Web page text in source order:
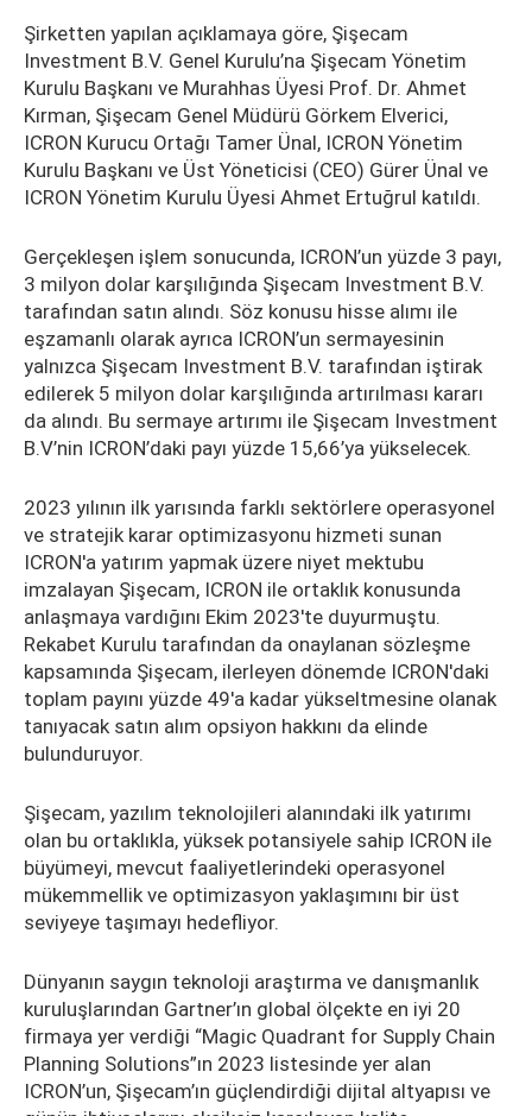
Şirketten yapılan açıklamaya göre, Şişecam
Investment B.V. Genel Kurulu’na Şişecam Yönetim
Kurulu Başkanı ve Murahhas Üyesi Prof. Dr. Ahmet
Kırman, Şişecam Genel Müdürü Görkem Elverici,
ICRON Kurucu Ortağı Tamer Ünal, ICRON Yönetim
Kurulu Başkanı ve Üst Yöneticisi (CEO) Gürer Ünal ve
ICRON Yönetim Kurulu Üyesi Ahmet Ertuğrul katıldı.
Gerçekleşen işlem sonucunda, ICRON’un yüzde 3 payı,
3 milyon dolar karşılığında Şişecam Investment B.V.
tarafından satın alındı. Söz konusu hisse alımı ile
eşzamanlı olarak ayrıca ICRON’un sermayesinin
yalnızca Şişecam Investment B.V. tarafından iştirak
edilerek 5 milyon dolar karşılığında artırılması kararı
da alındı. Bu sermaye artırımı ile Şişecam Investment
B.V’nin ICRON’daki payı yüzde 15,66’ya yükselecek.
2023 yılının ilk yarısında farklı sektörlere operasyonel
ve stratejik karar optimizasyonu hizmeti sunan
ICRON'a yatırım yapmak üzere niyet mektubu
imzalayan Şişecam, ICRON ile ortaklık konusunda
anlaşmaya vardığını Ekim 2023'te duyurmuştu.
Rekabet Kurulu tarafından da onaylanan sözleşme
kapsamında Şişecam, ilerleyen dönemde ICRON'daki
toplam payını yüzde 49'a kadar yükseltmesine olanak
tanıyacak satın alım opsiyon hakkını da elinde
bulunduruyor.
Şişecam, yazılım teknolojileri alanındaki ilk yatırımı
olan bu ortaklıkla, yüksek potansiyele sahip ICRON ile
büyümeyi, mevcut faaliyetlerindeki operasyonel
mükemmellik ve optimizasyon yaklaşımını bir üst
seviyeye taşımayı hedefliyor.
Dünyanın saygın teknoloji araştırma ve danışmanlık
kuruluşlarından Gartner’ın global ölçekte en iyi 20
firmaya yer verdiği “Magic Quadrant for Supply Chain
Planning Solutions”ın 2023 listesinde yer alan
ICRON’un, Şişecam’ın güçlendirdiği dijital altyapısı ve